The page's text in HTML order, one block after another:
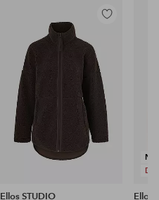
Lägg
favoriter
Ellos STUDIO
Ellos